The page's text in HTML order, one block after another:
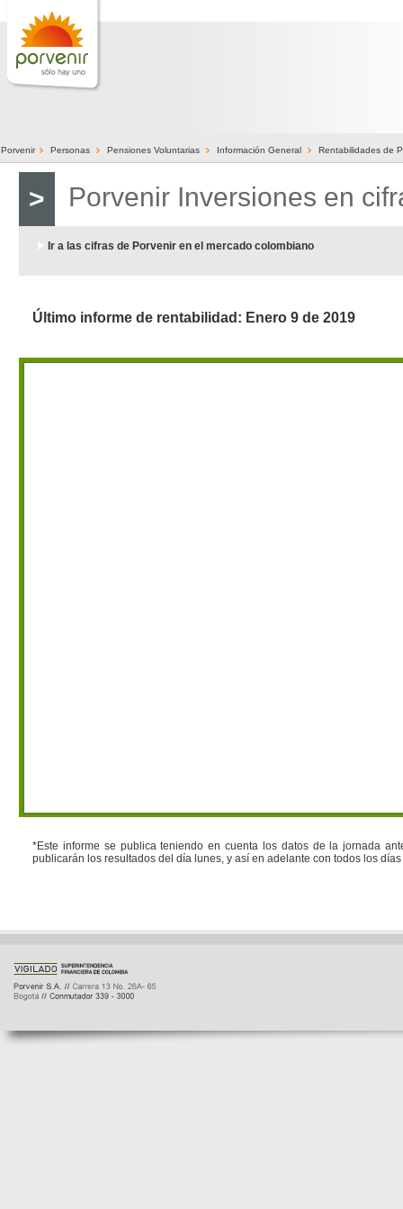
Porvenir >Personas >Pensiones Voluntarias > Información General >Rentabilidades de
> Porvenir Inversiones en
Ir a las cifras de Porvenir en el mercado colombiano
Último informe de rentab​ilidad: Enero 9 de 2019
*Este informe se publica teniendo en cuenta los datos de la jornada
publicarán los resultados del día lunes, y así en adelante con todos los